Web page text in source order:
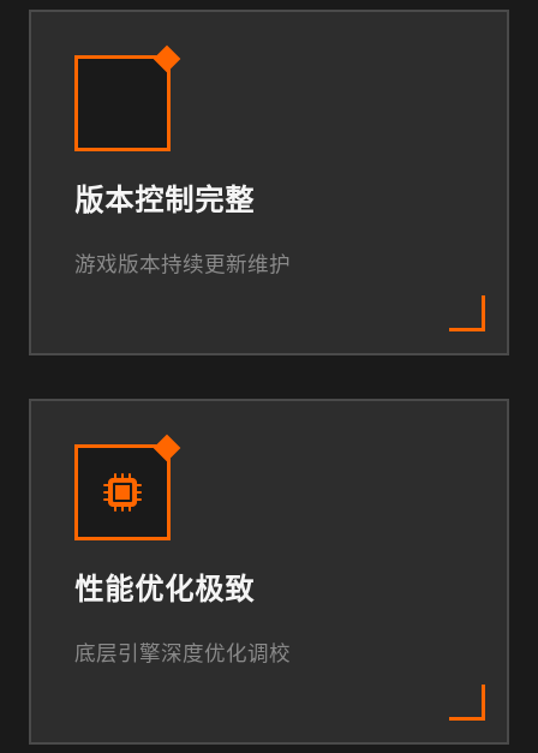
版本控制完整
游戏版本持续更新维护
性能优化极致
底层引擎深度优化调校